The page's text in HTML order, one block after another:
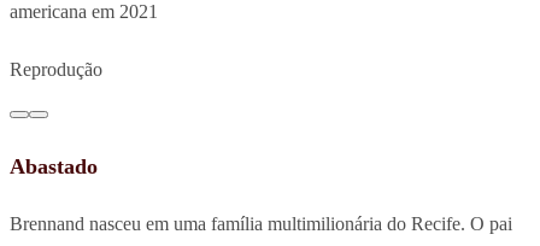
americana em 2021
Reprodução
Abastado
Brennand nasceu em uma família multimilionária do Recife. O pai